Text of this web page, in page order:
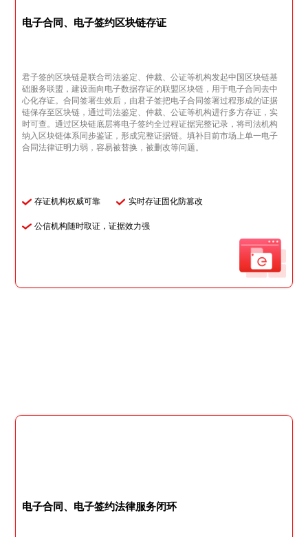
电子合同、电子签约区块链存证
君子签的区块链是联合司法鉴定、仲裁、公证等机构发起中国区块链基
础服务联盟，建设面向电子数据存证的联盟区块链，用于电子合同去中
心化存证。合同签署生效后，由君子签把电子合同签署过程形成的证据
链保存至区块链，通过司法鉴定、仲裁、公证等机构进行多方存证，实
时可查。通过区块链底层将电子签约全过程证据完整记录，将司法机构
纳入区块链体系同步鉴证，形成完整证据链。填补目前市场上单一电子
合同法律证明力弱，容易被替换，被删改等问题。
存证机构权威可靠 实时存证固化防篡改
公信机构随时取证，证据效力强
电子合同、电子签约法律服务闭环